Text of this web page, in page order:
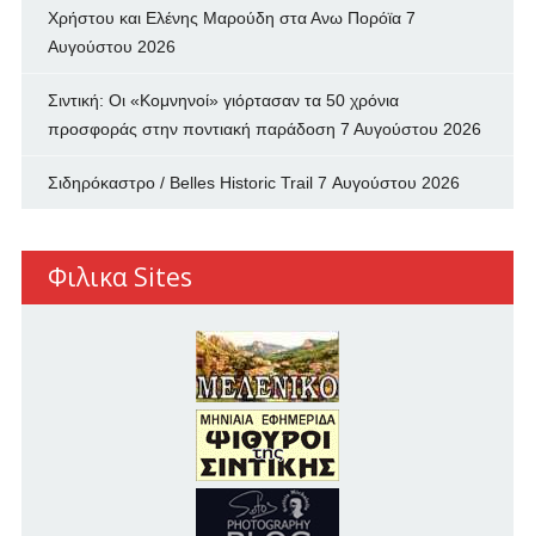
Χρήστου και Ελένης Μαρούδη στα Ανω Πορόϊα 7
Αυγούστου 2026
Σιντική: Οι «Κομνηνοί» γιόρτασαν τα 50 χρόνια
προσφοράς στην ποντιακή παράδοση 7 Αυγούστου 2026
Σιδηρόκαστρο / Belles Historic Trail 7 Αυγούστου 2026
Φιλικα Sites